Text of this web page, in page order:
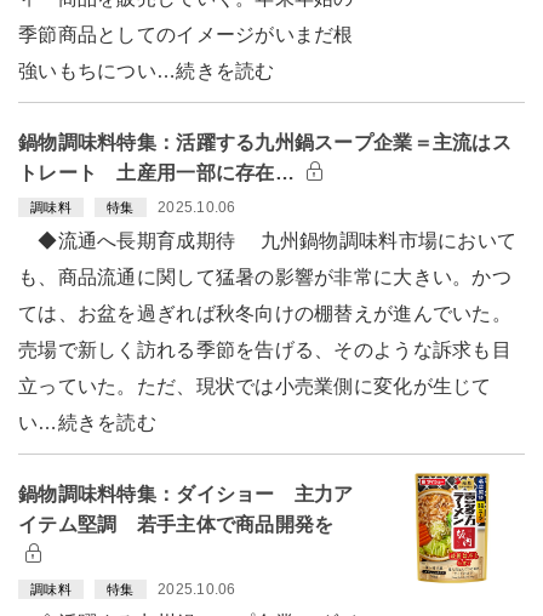
季節商品としてのイメージがいまだ根
強いもちについ…続きを読む
鍋物調味料特集：活躍する九州鍋スープ企業＝主流はス
トレート 土産用一部に存在…
調味料 特集 2025.10.06
◆流通へ長期育成期待 九州鍋物調味料市場において
も、商品流通に関して猛暑の影響が非常に大きい。かつ
ては、お盆を過ぎれば秋冬向けの棚替えが進んでいた。
売場で新しく訪れる季節を告げる、そのような訴求も目
立っていた。ただ、現状では小売業側に変化が生じて
い…続きを読む
鍋物調味料特集：ダイショー 主力ア
イテム堅調 若手主体で商品開発を
調味料 特集 2025.10.06